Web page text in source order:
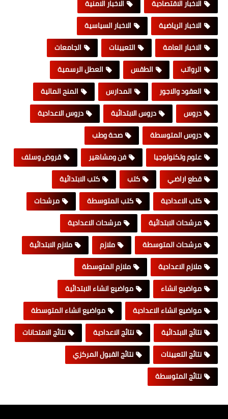
الاخبار الاقتصادية
الاخبار الامنية
الاخبار الرياضية
الاخبار السياسية
الاخبار العامة
التعيينات
الجامعات
الرواتب
الطقس
العطل الرسمية
العقود والاجور
المدارس
المنح المالية
دروس
دروس الابتدائية
دروس الاعدادية
دروس المتوسطة
صحة وطب
علوم وتكنولوجيا
فن ومشاهير
قروض وسلف
قطع اراضي
كتب
كتب الابتدائية
كتب الاعدادية
كتب المتوسطة
مرشحات
مرشحات الابتدائية
مرشحات الاعدادية
مرشحات المتوسطة
ملازم
ملازم الابتدائية
ملازم الاعدادية
ملازم المتوسطة
مواضيع انشاء
مواضيع انشاء الابتدائية
مواضيع انشاء الاعدادية
مواضيع انشاء المتوسطة
نتائج الابتدائية
نتائج الاعدادية
نتائج الامتحانات
نتائج التعيينات
نتائج القبول المركزي
نتائج المتوسطة